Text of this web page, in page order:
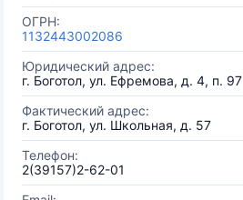
ОГРН:
1132443002086
Юридический адрес:
г. Боготол, ул. Ефремова, д. 4, п. 97
Фактический адрес:
г. Боготол, ул. Школьная, д. 57
Телефон:
2(39157)2-62-01